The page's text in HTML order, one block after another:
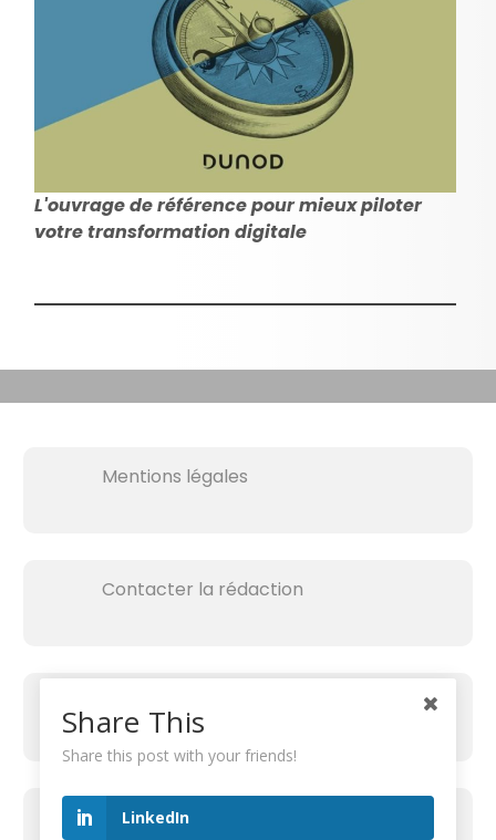
L'ouvrage de référence pour mieux piloter
votre transformation digitale
Mentions légales
Contacter la rédaction
RECHERCHER SUR LE SITE
Share This
Share this post with your friends!
LinkedIn